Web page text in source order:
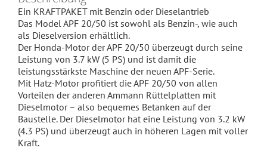
Ein KRAFTPAKET mit Benzin oder Dieselantrieb
Das Model APF 20/50 ist sowohl als Benzin-, wie auch
als Dieselversion erhältlich.
Der Honda-Motor der APF 20/50 überzeugt durch seine
Leistung von 3.7 kW (5 PS) und ist damit die
leistungsstärkste Maschine der neuen APF-Serie.
Mit Hatz-Motor profitiert die APF 20/50 von allen
Vorteilen der anderen Ammann Rüttelplatten mit
Dieselmotor – also bequemes Betanken auf der
Baustelle. Der Dieselmotor hat eine Leistung von 3.2 kW
(4.3 PS) und überzeugt auch in höheren Lagen mit voller
Kraft.